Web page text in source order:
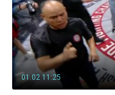
01.02 11:25